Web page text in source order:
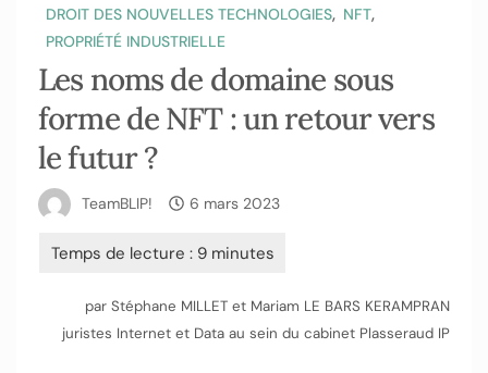
DROIT DES NOUVELLES TECHNOLOGIES, NFT,
PROPRIÉTÉ INDUSTRIELLE
Les noms de domaine sous
forme de NFT : un retour vers
le futur ?
TeamBLIP! 6 mars 2023
par Stéphane MILLET et Mariam LE BARS KERAMPRAN
juristes Internet et Data au sein du cabinet Plasseraud IP